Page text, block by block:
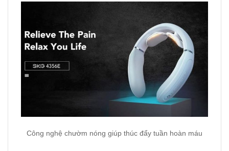
Công nghệ chườm nóng giúp thúc đẩy tuần hoàn máu